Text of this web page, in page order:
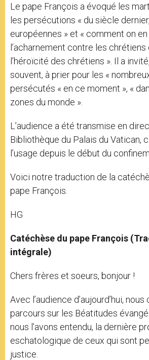
Le pape François a évoqué les
les persécutions « du siècle
européennes » et « comment on
l’acharnement contre les
l’héroïcité des chrétiens ». Il a
souvent, à prier pour les «
persécutés « en ce moment », «
zones du monde ».
L’audience a été transmise en
Bibliothèque du Palais du Vatican,
l’usage depuis le début du
Voici notre traduction de la
pape François.
HG
Catéchèse du pape François
intégrale)
Chers frères et soeurs, bonjour !
Avec l’audience d’aujourd’hui,
parcours sur les Béatitudes
nous l’avons entendu, la dernière
eschatologique de ceux qui sont
justice.